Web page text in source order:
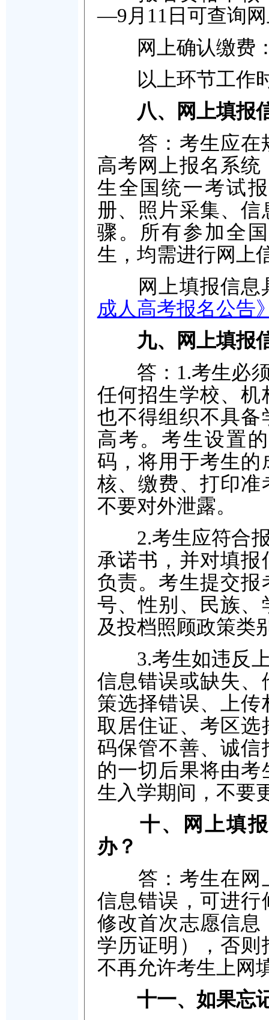
—9月11日可查询
网上确认缴费：
以上环节工作时
八、网上填报
答：考生应在规
高考网上报名系统
生全国统一考试
册、照片采集、
骤。所有参加全
生，均需进行网上
网上填报信息
成人高考报名公告
九、网上填报
答：1.考生必须
任何招生学校、
也不得组织不具
高考。考生设置
码，将用于考生
核、缴费、打印
不要对外泄露。
2.考生应符合报
承诺书，并对填
负责。考生提交
号、性别、民族
及投档照顾政策类
3.考生如违反上
信息错误或缺失
策选择错误、上
取居住证、考区
码保管不善、诚
的一切后果将由
生入学期间，不要
十、网上填
办？
答：考生在网
信息错误，可进
修改首次志愿信
学历证明），否
不再允许考生上网
十一、如果忘